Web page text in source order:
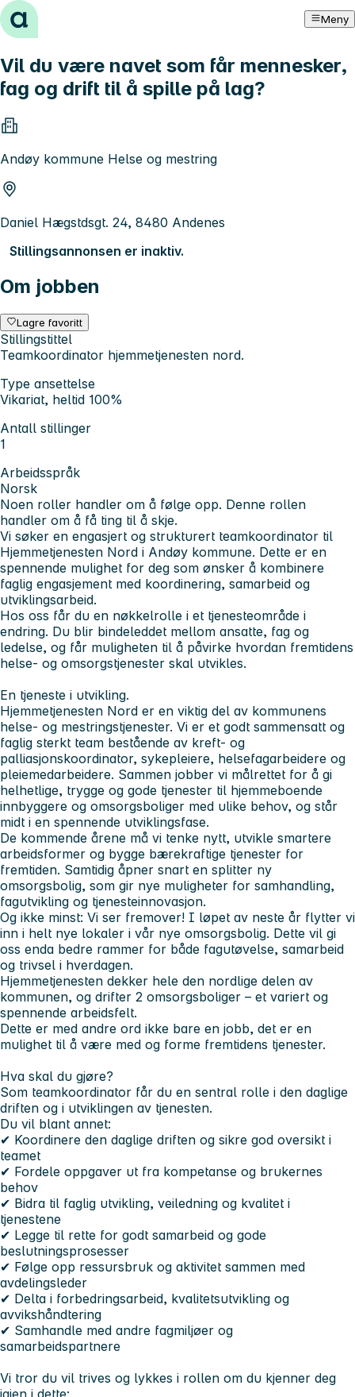
Hopp til innhold Meny
Vil du være navet som får mennesker,
fag og drift til å spille på lag?
Andøy kommune Helse og mestring
Daniel Hægstdsgt. 24, 8480 Andenes
Stillingsannonsen er inaktiv.
Om jobben
Lagre favoritt
Stillingstittel
Teamkoordinator hjemmetjenesten nord.
Type ansettelse
Vikariat, heltid 100%
Antall stillinger
1
Arbeidsspråk
Norsk
Noen roller handler om å følge opp. Denne rollen
handler om å få ting til å skje.
Vi søker en engasjert og strukturert teamkoordinator til
Hjemmetjenesten Nord i Andøy kommune. Dette er en
spennende mulighet for deg som ønsker å kombinere
faglig engasjement med koordinering, samarbeid og
utviklingsarbeid.
Hos oss får du en nøkkelrolle i et tjenesteområde i
endring. Du blir bindeleddet mellom ansatte, fag og
ledelse, og får muligheten til å påvirke hvordan fremtidens
helse- og omsorgstjenester skal utvikles.
En tjeneste i utvikling.
Hjemmetjenesten Nord er en viktig del av kommunens
helse- og mestringstjenester. Vi er et godt sammensatt og
faglig sterkt team bestående av kreft- og
palliasjonskoordinator, sykepleiere, helsefagarbeidere og
pleiemedarbeidere. Sammen jobber vi målrettet for å gi
helhetlige, trygge og gode tjenester til hjemmeboende
innbyggere og omsorgsboliger med ulike behov, og står
midt i en spennende utviklingsfase.
De kommende årene må vi tenke nytt, utvikle smartere
arbeidsformer og bygge bærekraftige tjenester for
fremtiden. Samtidig åpner snart en splitter ny
omsorgsbolig, som gir nye muligheter for samhandling,
fagutvikling og tjenesteinnovasjon.
Og ikke minst: Vi ser fremover! I løpet av neste år flytter vi
inn i helt nye lokaler i vår nye omsorgsbolig. Dette vil gi
oss enda bedre rammer for både fagutøvelse, samarbeid
og trivsel i hverdagen.
Hjemmetjenesten dekker hele den nordlige delen av
kommunen, og drifter 2 omsorgsboliger – et variert og
spennende arbeidsfelt.
Dette er med andre ord ikke bare en jobb, det er en
mulighet til å være med og forme fremtidens tjenester.
Hva skal du gjøre?
Som teamkoordinator får du en sentral rolle i den daglige
driften og i utviklingen av tjenesten.
Du vil blant annet:
✔ Koordinere den daglige driften og sikre god oversikt i
teamet
✔ Fordele oppgaver ut fra kompetanse og brukernes
behov
✔ Bidra til faglig utvikling, veiledning og kvalitet i
tjenestene
✔ Legge til rette for godt samarbeid og gode
beslutningsprosesser
✔ Følge opp ressursbruk og aktivitet sammen med
avdelingsleder
✔ Delta i forbedringsarbeid, kvalitetsutvikling og
avvikshåndtering
✔ Samhandle med andre fagmiljøer og
samarbeidspartnere
Vi tror du vil trives og lykkes i rollen om du kjenner deg
igjen i dette: